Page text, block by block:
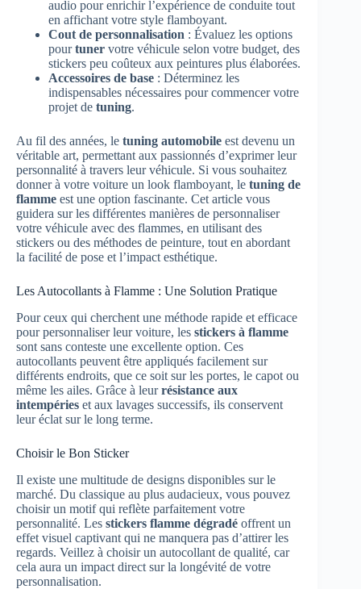
audio pour enrichir l’expérience de conduite tout
en affichant votre style flamboyant.
Cout de personnalisation : Évaluez les options
pourtuner votre véhicule selon votre budget, des
stickers peu coûteux aux peintures plus élaborées.
Accessoires de base : Déterminez les
indispensables nécessaires pour commencer votre
projet de tuning.
Au fil des années, le tuning automobile est devenu un
véritable art, permettant aux passionnés d’exprimer leur
personnalité à travers leur véhicule. Si vous souhaitez
donner à votre voiture un look flamboyant, le tuning de
flamme est une option fascinante. Cet article vous
guidera sur les différentes manières de personnaliser
votre véhicule avec des flammes, en utilisant des
stickers ou des méthodes de peinture, tout en abordant
la facilité de pose et l’impact esthétique.
Les Autocollants à Flamme : Une Solution Pratique
Pour ceux qui cherchent une méthode rapide et efficace
pour personnaliser leur voiture, les stickers à flamme
sont sans conteste une excellente option. Ces
autocollants peuvent être appliqués facilement sur
différents endroits, que ce soit sur les portes, le capot ou
même les ailes. Grâce à leurrésistance aux
intempéries et aux lavages successifs, ils conservent
leur éclat sur le long terme.
Choisir le Bon Sticker
Il existe une multitude de designs disponibles sur le
marché. Du classique au plus audacieux, vous pouvez
choisir un motif qui reflète parfaitement votre
personnalité. Les stickers flamme dégradé offrent un
effet visuel captivant qui ne manquera pas d’attirer les
regards. Veillez à choisir un autocollant de qualité, car
cela aura un impact direct sur la longévité de votre
personnalisation.